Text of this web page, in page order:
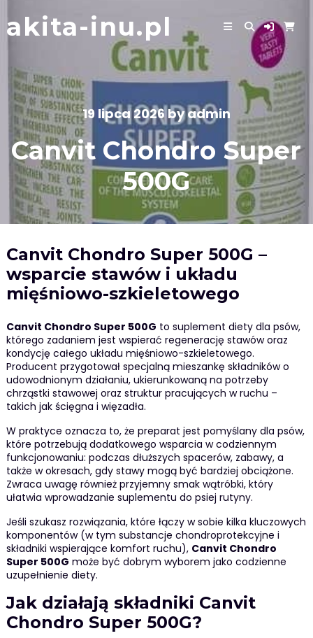
to
content
akita-inu.pl
19 lipca 2026 byadmin
Canvit Chondro Super
500G
Canvit Chondro Super 500G –
wsparcie stawów i układu
mięśniowo-szkieletowego
Canvit Chondro Super 500G to suplement diety dla psów,
którego zadaniem jest wspierać regenerację stawów oraz
kondycję całego układu mięśniowo-szkieletowego.
Producent przygotował specjalną mieszankę składników o
udowodnionym działaniu, ukierunkowaną na potrzeby
chrząstki stawowej oraz struktur pracujących w ruchu –
takich jak ścięgna i więzadła.
W praktyce oznacza to, że preparat jest pomyślany dla psów,
które potrzebują dodatkowego wsparcia w codziennym
funkcjonowaniu: podczas dłuższych spacerów, zabawy, a
także w okresach, gdy stawy mogą być bardziej obciążone.
Zwraca uwagę również przyjemny smak wątróbki, który
ułatwia wprowadzanie suplementu do psiej rutyny.
Jeśli szukasz rozwiązania, które łączy w sobie kilka kluczowych
komponentów (w tym substancje chondroprotekcyjne i
składniki wspierające komfort ruchu), Canvit Chondro
Super 500G może być dobrym wyborem jako codzienne
uzupełnienie diety.
Jak działają składniki Canvit
Chondro Super 500G?